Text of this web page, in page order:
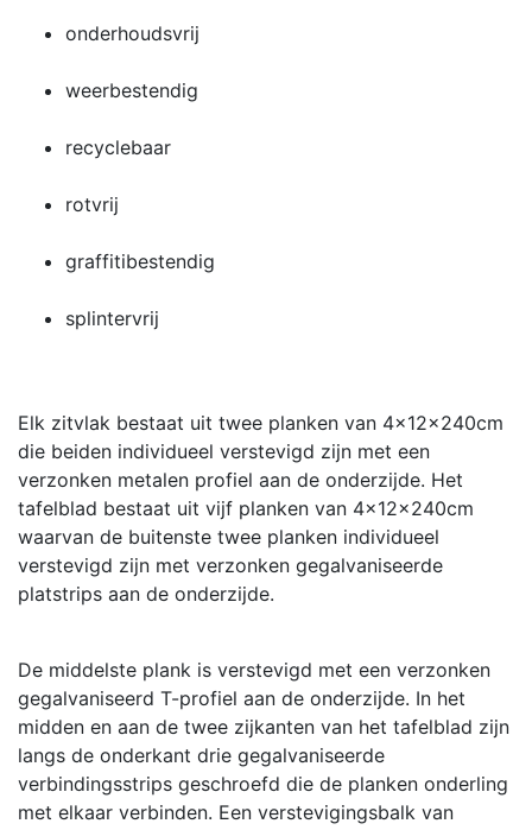
onderhoudsvrij
weerbestendig
recyclebaar
rotvrij
graffitibestendig
splintervrij
Elk zitvlak bestaat uit twee planken van 4x12x240cm
die beiden individueel verstevigd zijn met een
verzonken metalen profiel aan de onderzijde. Het
tafelblad bestaat uit vijf planken van 4x12x240cm
waarvan de buitenste twee planken individueel
verstevigd zijn met verzonken gegalvaniseerde
platstrips aan de onderzijde.
De middelste plank is verstevigd met een verzonken
gegalvaniseerd T-profiel aan de onderzijde. In het
midden en aan de twee zijkanten van het tafelblad zijn
langs de onderkant drie gegalvaniseerde
verbindingsstrips geschroefd die de planken onderling
met elkaar verbinden. Een verstevigingsbalk van